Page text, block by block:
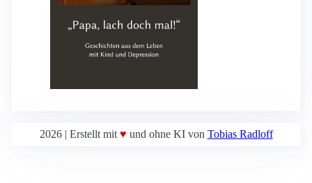
2026 | Erstellt mit ♥ und ohne KI von Tobias Radloff